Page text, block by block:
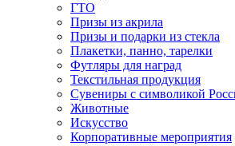
ГТО
Призы из акрила
Призы и подарки из стекла
Плакетки, панно, тарелки
Футляры для наград
Текстильная продукция
Сувениры с символикой
Животные
Искусство
Корпоративные мероприятия